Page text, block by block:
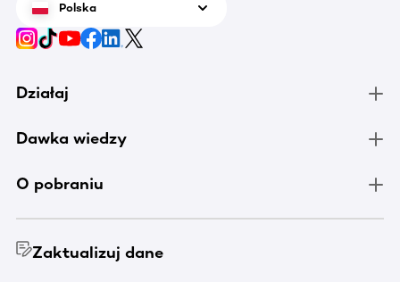
Polska
Działaj
Dawka wiedzy
O pobraniu
Zaktualizuj dane